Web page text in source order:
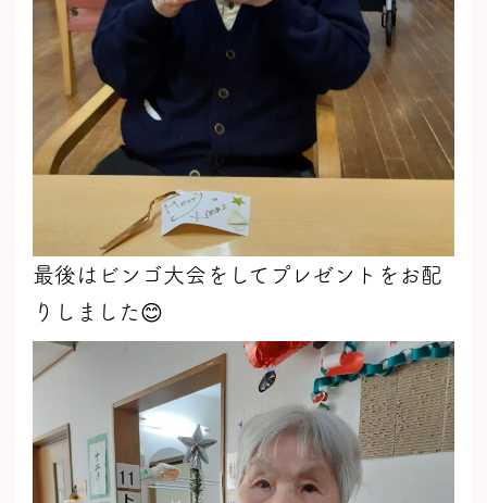
最後はビンゴ大会をしてプレゼントをお配
りしました😊